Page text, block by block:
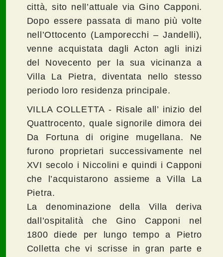
città, sito nell’attuale via Gino Capponi.
Dopo essere passata di mano più volte
nell’Ottocento (Lamporecchi – Jandelli),
venne acquistata dagli Acton agli inizi
del Novecento per la sua vicinanza a
Villa La Pietra, diventata nello stesso
periodo loro residenza principale.
VILLA COLLETTA - Risale all’ inizio del
Quattrocento, quale signorile dimora dei
Da Fortuna di origine mugellana. Ne
furono proprietari successivamente nel
XVI secolo i Niccolini e quindi i Capponi
che l’acquistarono assieme a Villa La
Pietra.
La denominazione della Villa deriva
dall’ospitalità che Gino Capponi nel
1800 diede per lungo tempo a Pietro
Colletta che vi scrisse in gran parte e